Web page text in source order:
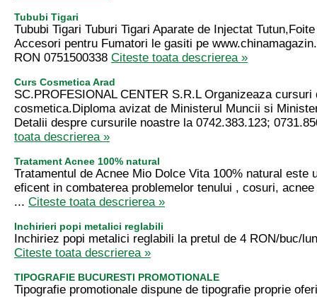
Tububi Tigari
Tububi Tigari Tuburi Tigari Aparate de Injectat
Accesori pentru Fumatori le gasiti pe
RON 0751500338 Citeste toata descrierea »
Curs Cosmetica Arad
SC.PROFESIONAL CENTER S.R.L Organizeaza cursuri
cosmetica.Diploma avizat de Ministerul Muncii si
Detalii despre cursurile noastre la 0742.383.123;
toata descrierea »
Tratament Acnee 100% natural
Tratamentul de Acnee Mio Dolce Vita 100% natural este
eficent in combaterea problemelor tenului , cosuri,
... Citeste toata descrierea »
Inchirieri popi metalici reglabili
Inchiriez popi metalici reglabili la pretul de 4 RON/buc/
Citeste toata descrierea »
TIPOGRAFIE BUCURESTI PROMOTIONALE
Tipografie promotionale dispune de tipografie proprie